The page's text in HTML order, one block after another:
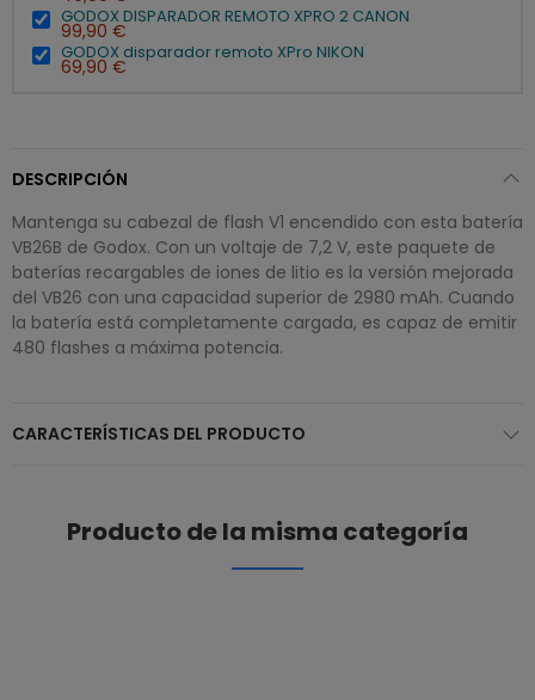
GODOX DISPARADOR REMOTO XPRO 2 CANON
99,90 €
GODOX disparador remoto XPro NIKON
69,90 €
DESCRIPCIÓN
Mantenga su cabezal de flash V1 encendido con esta batería
VB26B de Godox. Con un voltaje de 7,2 V, este paquete de
baterías recargables de iones de litio es la versión mejorada
del VB26 con una capacidad superior de 2980 mAh. Cuando
la batería está completamente cargada, es capaz de emitir
480 flashes a máxima potencia.
CARACTERÍSTICAS DEL PRODUCTO
Producto de la misma categoría